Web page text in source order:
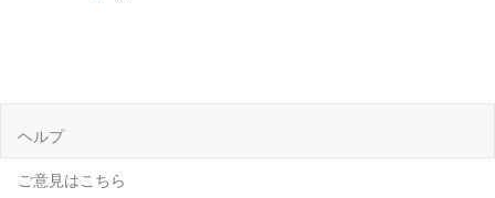
ヘルプ
ご意見はこちら